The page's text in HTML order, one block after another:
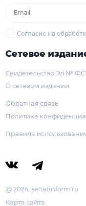
Согласие на
Сетевое
Свидетельство Эл №
О сетевом издании
Обратная связь
Политика
Правила
@ 2026, senatinform.ru
Карта сайта